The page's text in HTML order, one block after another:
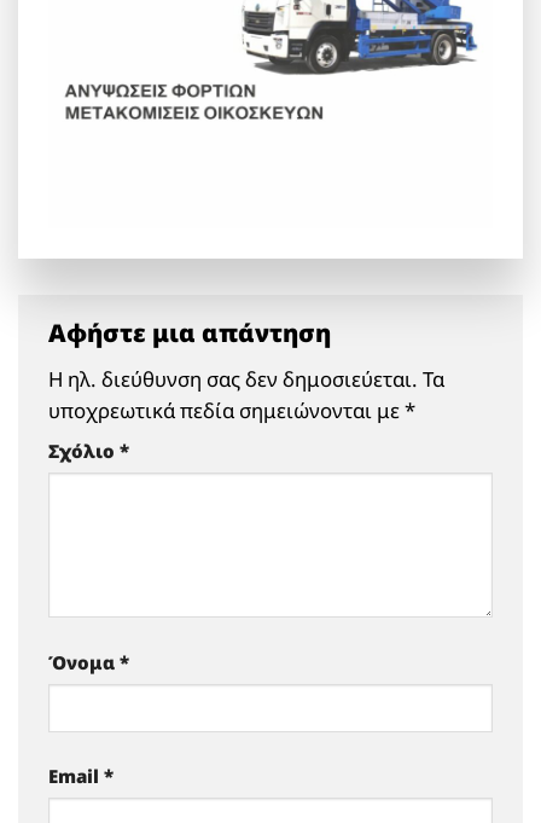
Αφήστε μια απάντηση
Η ηλ. διεύθυνση σας δεν δημοσιεύεται. Τα
υποχρεωτικά πεδία σημειώνονται με*
Σχόλιο *
Όνομα *
Email *